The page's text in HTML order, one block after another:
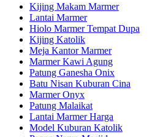
Kijing Makam Marmer
Lantai Marmer
Hiolo Marmer Tempat Dupa
Kijing Katolik
Meja Kantor Marmer
Marmer Kawi Agung
Patung Ganesha Onix
Batu Nisan Kuburan Cina
Marmer Onyx
Patung Malaikat
Lantai Marmer Harga
Model Kuburan Katolik